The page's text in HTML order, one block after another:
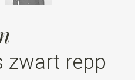
zwart repp